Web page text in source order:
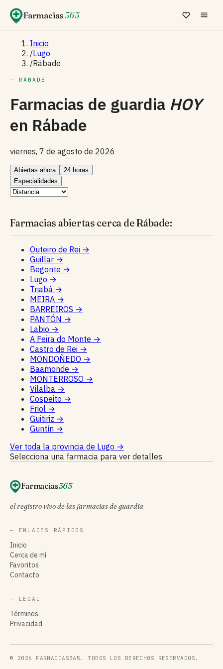
Farmacias365
Inicio
/Lugo
/Rábade
— RÁBADE
Farmacias de guardia HOY
en Rábade
viernes, 7 de agosto de 2026
Abiertas ahora
24 horas
Especialidades
Farmacias abiertas cerca de Rábade:
Outeiro de Rei →
Guillar →
Begonte →
Lugo →
Triabá →
MEIRA →
BARREIROS →
PANTÓN →
Labio →
A Feira do Monte →
Castro de Rei →
MONDOÑEDO →
Baamonde →
MONTERROSO →
Vilalba →
Cospeito →
Friol →
Guitiriz →
Guntín →
Ver toda la provincia de Lugo →
Selecciona una farmacia para ver detalles
Farmacias365
el registro vivo de las farmacias de guardia
— ENLACES RÁPIDOS
Inicio
Cerca de mí
Favoritos
Contacto
— LEGAL
Términos
Privacidad
© 2026 FARMACIAS365. TODOS LOS DERECHOS RESERVADOS.